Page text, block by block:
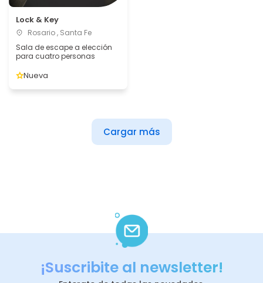
Lock & Key
Rosario , Santa Fe
Sala de escape a elección
para cuatro personas
Nueva
Cargar más
¡Suscribite al newsletter!